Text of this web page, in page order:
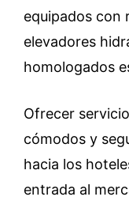
equipados con
elevadores
homologados
Ofrecer
cómodos y
hacia los
entrada al